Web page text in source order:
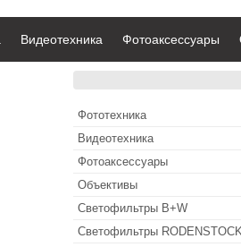
Видеотехника Фотоаксессуары
Фототехника
Видеотехника
Фотоаксессуары
Объективы
Светофильтры B+W
Светофильтры